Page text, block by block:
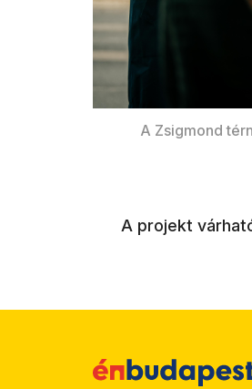
A Zsigmond
A projekt